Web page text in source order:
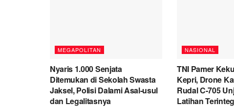
MEGAPOLITAN
Nyaris 1.000 Senjata
Ditemukan di Sekolah Swasta
Jaksel, Polisi Dalami Asal-usul
dan Legalitasnya
NASIONAL
TNI Pamer
Kepri, Drone
Rudal C-705
Latihan